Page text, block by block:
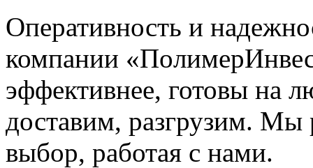
Оперативность и
компании
эффективнее, готовы на
доставим, разгрузим. Мы
выбор, работая с нами.